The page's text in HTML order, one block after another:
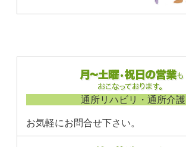
通所リハビリ・通所介護
お気軽にお問合せ下さい。